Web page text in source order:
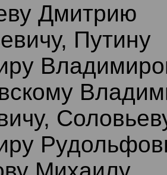
Дмитрию
Путину